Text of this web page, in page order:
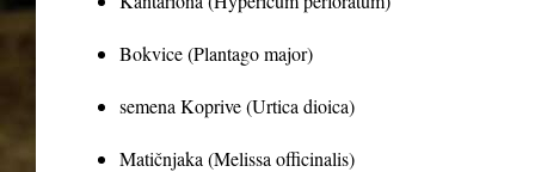
Bokvice (Plantago major)
semena Koprive (Urtica dioica)
Matičnjaka (Melissa officinalis)